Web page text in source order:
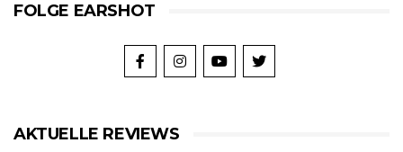
FOLGE EARSHOT
AKTUELLE REVIEWS